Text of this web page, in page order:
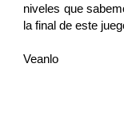
niveles que
la final de este
Veanlo